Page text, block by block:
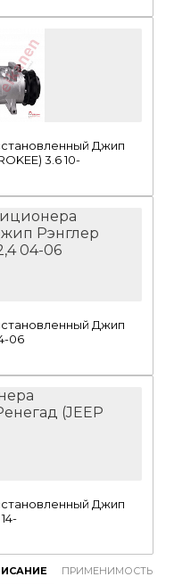
Джип
3.6 10-
Джип
06
Джип
ПРИМЕНИМОСТЬ